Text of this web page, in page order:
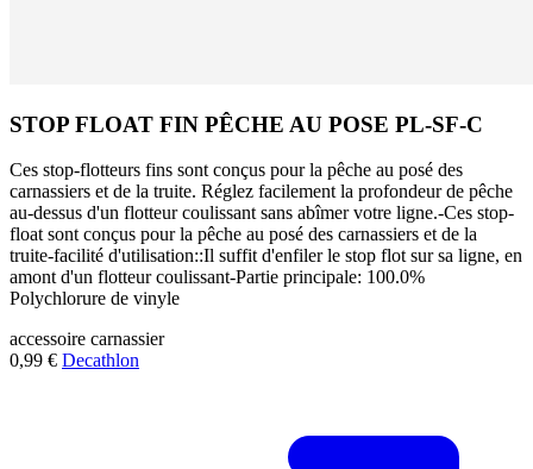
STOP FLOAT FIN PÊCHE AU POSE PL-SF-C
Ces stop-flotteurs fins sont conçus pour la pêche au posé des
carnassiers et de la truite. Réglez facilement la profondeur de pêche
au-dessus d'un flotteur coulissant sans abîmer votre ligne.-Ces stop-
float sont conçus pour la pêche au posé des carnassiers et de la
truite-facilité d'utilisation::Il suffit d'enfiler le stop flot sur sa ligne, en
amont d'un flotteur coulissant-Partie principale: 100.0%
Polychlorure de vinyle
accessoire carnassier
0,99 € Decathlon